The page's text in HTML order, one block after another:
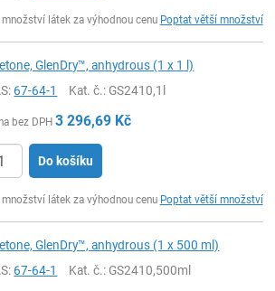
množství látek za výhodnou cenu Poptat větší množství
GlenDry™, anhydrous (1 x 1 l)
67-64-1 Kat. č.: GS2410,1l
bez DPH 3 296,69 Kč
Do košíku
množství látek za výhodnou cenu Poptat větší množství
GlenDry™, anhydrous (1 x 500 ml)
67-64-1 Kat. č.: GS2410,500ml